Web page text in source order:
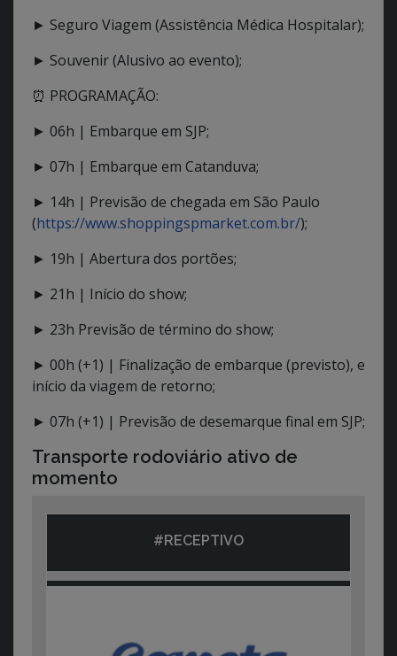
► Seguro Viagem (Assistência Médica Hospitalar);
► Souvenir (Alusivo ao evento);
⏰ PROGRAMAÇÃO:
► 06h | Embarque em SJP;
► 07h | Embarque em Catanduva;
► 14h | Previsão de chegada em São Paulo
(https://www.shoppingspmarket.com.br/);
► 19h | Abertura dos portões;
► 21h | Início do show;
► 23h Previsão de término do show;
► 00h (+1) | Finalização de embarque (previsto), e
início da viagem de retorno;
► 07h (+1) | Previsão de desemarque final em SJP;
Transporte rodoviário ativo de
momento
#RECEPTIVO